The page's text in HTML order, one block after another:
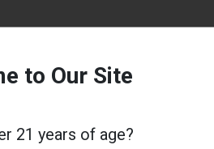
to Our Site
21 years of age?